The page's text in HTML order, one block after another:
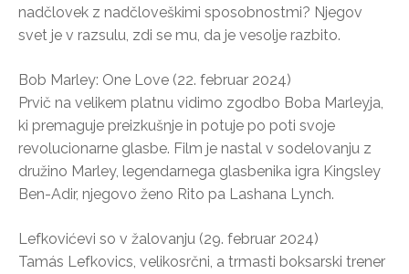
nadčlovek z nadčloveškimi sposobnostmi? Njegov
svet je v razsulu, zdi se mu, da je vesolje razbito.
Bob Marley: One Love (22. februar 2024)
Prvič na velikem platnu vidimo zgodbo Boba Marleyja,
ki premaguje preizkušnje in potuje po poti svoje
revolucionarne glasbe. Film je nastal v sodelovanju z
družino Marley, legendarnega glasbenika igra Kingsley
Ben-Adir, njegovo ženo Rito pa Lashana Lynch.
Lefkovićevi so v žalovanju (29. februar 2024)
Tamás Lefkovics, velikosrčni, a trmasti boksarski trener